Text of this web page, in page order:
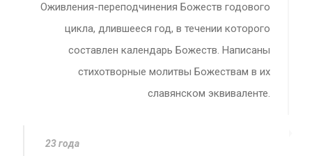
Оживления-переподчинения Божеств годового
цикла, длившееся год, в течении которого
составлен календарь Божеств. Написаны
стихотворные молитвы Божествам в их
славянском эквиваленте.
23 года